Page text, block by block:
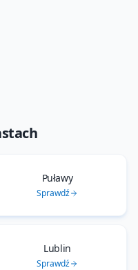
Puławy
Sprawdź
Lublin
Sprawdź